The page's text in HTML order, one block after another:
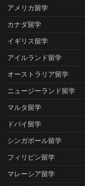
アメリカ留学
カナダ留学
イギリス留学
アイルランド留学
オーストラリア留学
ニュージーランド留学
マルタ留学
ドバイ留学
シンガポール留学
フィリピン留学
マレーシア留学